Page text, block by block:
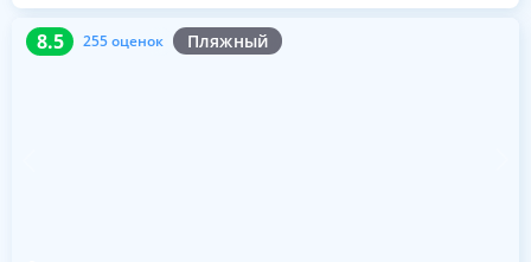
8.5 255 оценок Пляжный
8.5 255 оценок